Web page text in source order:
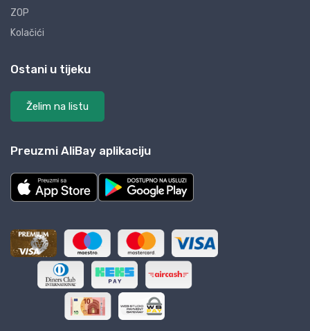
ZOP
Kolačići
Ostani u tijeku
Želim na listu
Preuzmi AliBay aplikaciju